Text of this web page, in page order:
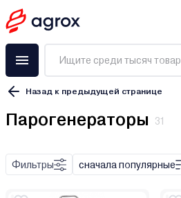
Назад к предыдущей странице
Парогенераторы 31
Defro
Фильтры сначала популярные